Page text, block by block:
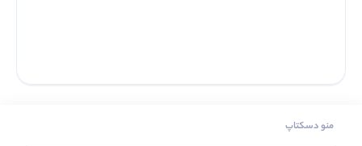
منو دسکتاپ